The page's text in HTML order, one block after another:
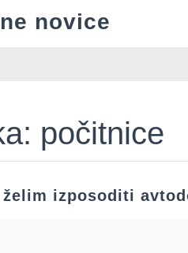
novice
počitnice
izposoditi